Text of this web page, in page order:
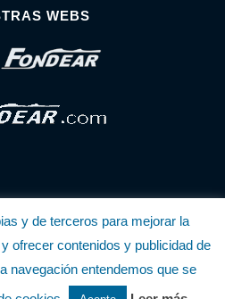
WEBS
Fondear, S.L.
toda responsabilidad sobre la
y de terceros para mejorar la
ofrecer contenidos y publicidad de
navegación entendemos que se